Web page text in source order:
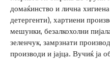
домаќинство и лична
детергенти), хартиени
мешунки, безалкохолни
зеленчук, замрзнати
производи и јајца. Вучиќ ја